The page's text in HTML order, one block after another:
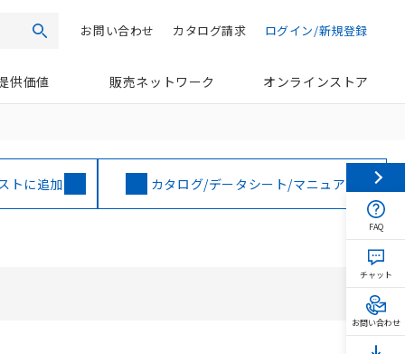
検索 ログイン/新規登録
カタログ請求
お問い合わせ
供価値 販売ネットワーク オンラインストア
トに追加 カタログ/データシート/マニュアル
FAQ
チャット
お問い合わせ